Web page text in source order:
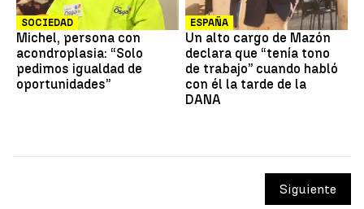
SOCIEDAD
Michel, persona con
acondroplasia: “Solo
pedimos igualdad de
oportunidades”
ESPAÑA
Un alto cargo de Mazón
declara que “tenía tono
de trabajo” cuando habló
con él la tarde de la
DANA
Siguiente